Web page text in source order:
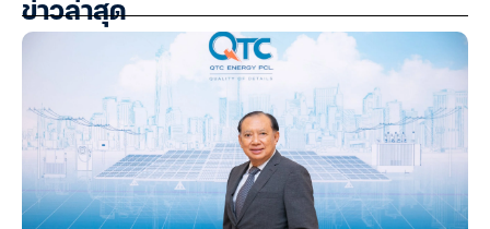
ข่าวล่าสุด